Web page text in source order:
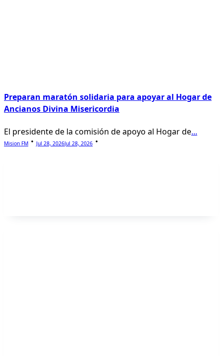
Preparan maratón solidaria para apoyar al Hogar de
Ancianos Divina Misericordia
El presidente de la comisión de apoyo al Hogar de...
Mision FM Jul 28, 2026Jul 28, 2026